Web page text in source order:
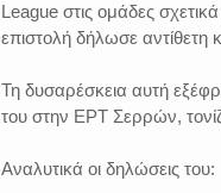
League στις ομάδες
επιστολή δήλωσε αντίθετη
Τη δυσαρέσκεια αυτή
του στην ΕΡΤ Σερρών,
Αναλυτικά οι δηλώσεις του: